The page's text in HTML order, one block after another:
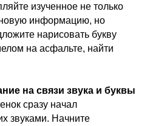
изученное не только
информацию, но
нарисовать букву
на асфальте, найти
на связи звука и буквы
сразу начал
звуками. Начните